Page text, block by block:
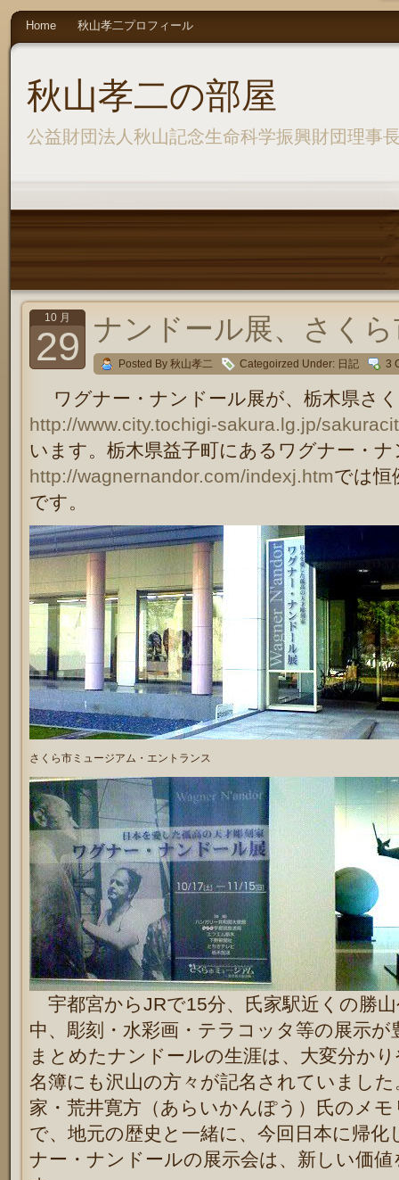
秋山孝二の部屋
公益財団法人秋山記念生命科学振興財団理事
Home 秋山孝二プロフィール
10 月
29 ナンドール展、さく
Posted By 秋山孝二 Categoirzed Under: 日記 3
ワグナー・ナンドール展が、栃木県さ
http://www.city.tochigi-sakura.lg.jp/
います。栃木県益子町にあるワグナー・
http://wagnernandor.com/indexj.htmでは恒
です。
さくら市ミュージアム・エントランス
宇都宮からJRで15分、氏家駅近くの勝
中、彫刻・水彩画・テラコッタ等の展示
まとめたナンドールの生涯は、大変分か
名簿にも沢山の方々が記名されていまし
家・荒井寛方（あらいかんぽう）氏のメ
で、地元の歴史と一緒に、今回日本に帰
ナー・ナンドールの展示会は、新しい価